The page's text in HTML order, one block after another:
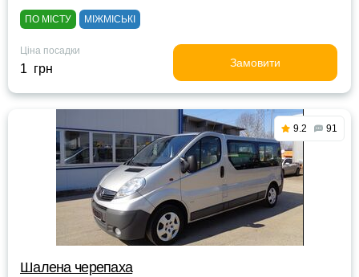
ПО МІСТУ МІЖМІСЬКІ
Ціна посадки
1 грн Замовити
9.2 91
Шалена черепаха